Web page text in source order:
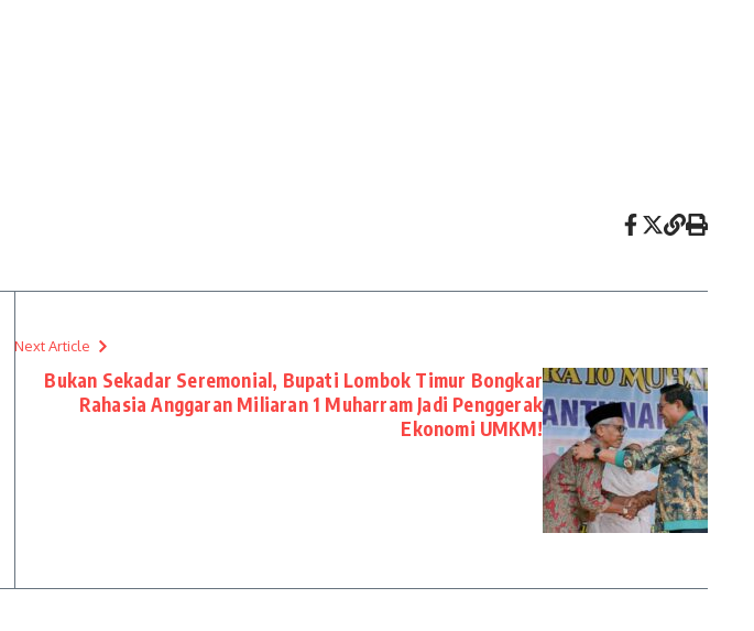
Next Article
Bukan Sekadar Seremonial, Bupati Lombok Timur Bongkar
Rahasia Anggaran Miliaran 1 Muharram Jadi Penggerak
Ekonomi UMKM!